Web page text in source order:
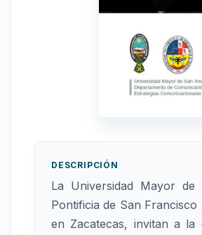
DESCRIPCIÓN
La Universidad Mayor
Pontificia de San
en Zacatecas, invitan a la